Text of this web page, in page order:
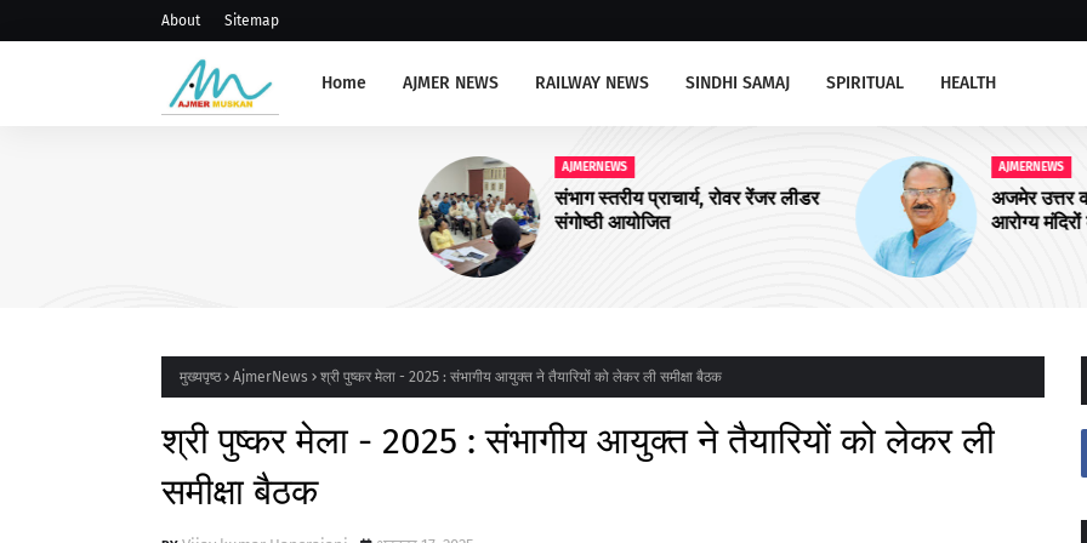
About Sitemap
Home AJMER NEWS RAILWAY NEWS SINDHI SAMAJ SPIRITUAL HEALTH
संभाग स्तरीय प्राचार्य, रोवर रेंजर लीडर
अजमेर उत्तर को चार और आयुष्मान शहरी
आरोग्य मंदिरों की सौगात
मुख्यपृष्ठ AjmerNews श्री पुष्कर मेला - 2025 : संभागीय आयुक्त ने तैयारियों को लेकर ली समीक्षा बैठक
श्री पुष्कर मेला - 2025 : संभागीय आयुक्त ने तैयारियों को लेकर ली
समीक्षा बैठक